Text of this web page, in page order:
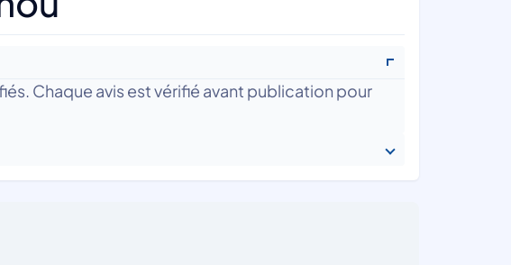
Chaque avis est vérifié avant publication pour